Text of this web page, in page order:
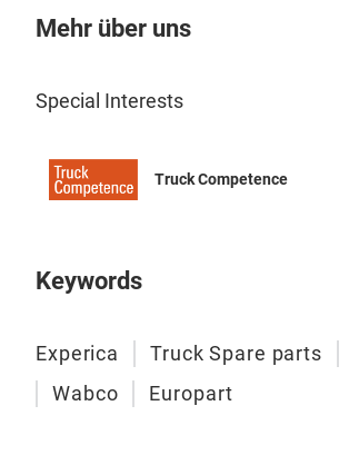
Mehr über uns
Special Interests
Truck Competence
Keywords
Experica Truck Spare parts
Wabco
Europart